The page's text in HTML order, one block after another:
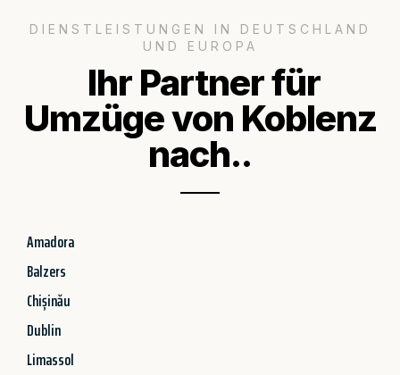
DIENSTLEISTUNGEN IN DEUTSCHLAND
UND EUROPA
Ihr Partner für
Umzüge von Koblenz
nach..
Amadora
Balzers
Chișinău
Dublin
Limassol